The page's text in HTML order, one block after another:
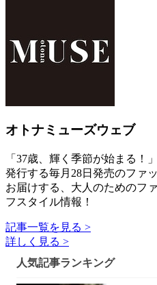
オトナミューズウェブ
「37歳、輝く季節が始まる！
発行する毎月28日発売のファ
お届けする、大人のためのフ
フスタイル情報！
記事一覧を見る >
詳しく見る >
人気記事ランキング